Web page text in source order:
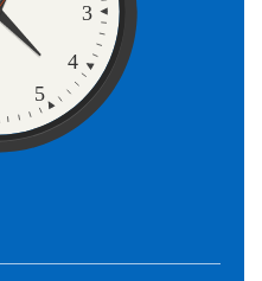
3
4
5